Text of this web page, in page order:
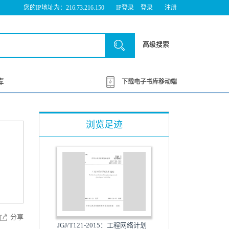
您的IP地址为：216.73.216.150 IP登录 登录 注册
高级搜索
下载电子书库移动端
分享
浏览足迹
JGJ/T121-2015：工程网络计划